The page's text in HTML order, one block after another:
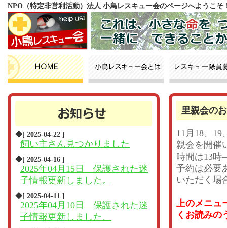
NPO（特定非営利活動）法人 小鳥レスキュー会のページへようこそ
◆[ 2025-04-22 ]
飼い主さん見つかりました
◆[ 2025-04-16 ]
2025年04月15日 保護された迷
子情報更新しました。
◆[ 2025-04-11 ]
2025年04月10日 保護された迷
子情報更新しました。
里親会の
11月18、19
親会を開催
時間は13時
予約は必要
いただく場
上のメニュ
くお読みの